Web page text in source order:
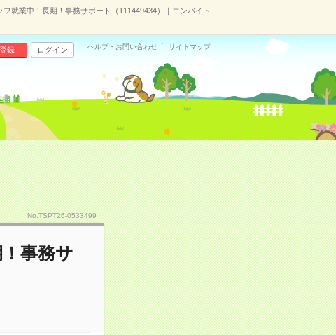
フ就業中！長期！事務サポート（111449434）｜エンバイト
録 ログイン ヘルプ・お問い合わせ サイトマップ
No.TSPT26-0533499
事務サ